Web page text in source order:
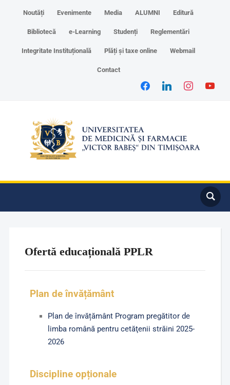
Noutăți Evenimente Media ALUMNI Editură
Bibliotecă e-Learning Studenți Reglementări
Integritate Instituțională Plăți și taxe online Webmail
Contact
Ofertă educațională PPLR
Plan de învățământ
Plan de învățământ Program pregătitor de
limba română pentru cetăţenii străini 2025-
2026
Discipline opționale